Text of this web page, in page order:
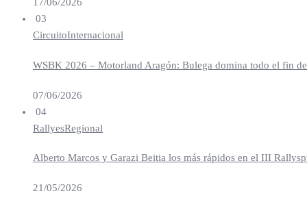
03
CircuitoInternacional
WSBK 2026 – Motorland Aragón: Bulega domina todo el fin
07/06/2026
04
RallyesRegional
Alberto Marcos y Garazi Beitia los más rápidos en el III
21/05/2026